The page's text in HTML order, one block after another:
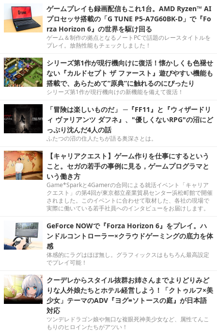
ゲームプレイも録画配信もこれ1台。AMD Ryzen™ AI
プロセッサ搭載の「G TUNE P5-A7G60BK-D」で『Fo
rza Horizon 6』の世界を駆け回る
ゲーム＆制作の拠点となるノートPCで話題のレースタイトルを
プレイ。放熱性能もチェックしました！
シリーズ第1作が現行機向けに復活！懐かしくも色褪せ
ない『カルドセプト ザ ファースト』遊びやすい機能も
搭載で、あらためて“原典”に触れるのにぴったり
シリーズ第1作が現行機向けの新機能を備えて復活！
「冒険は楽しいものだ」 ─『FF11』と『ウィザードリ
ィ ヴァリアンツ ダフネ』、"優しくないRPG"の沼にど
っぷり沈んだ4人の話
ふたつの沼の住人たちが語る奥深さとは。
【キャリアクエスト】ゲーム作りを仕事にするという
こと。セガの若手の事例に見る，ゲームプログラマと
いう働き方
Game*Sparkと4Gamerの合同による就活イベント「キャリア
クエスト」の第4回が東京都立産業貿易センター浜松町館で開催
されました。このイベントに合わせて取材した、各社の現場で
実際に働いている若手社員へのインタビューをお届けします。
GeForce NOWで『Forza Horizon 6』をプレイ。ハ
ンドルコントローラー×クラウドゲーミングの底力を体
感
体感的にラグはほぼ無し。グラフィックスはもちろん最高設定
でプレイ可能！
クーデレからスタイル抜群お姉さんまでよりどりみど
りな人外娘たちとホテル経営しよう！「クトゥルフ×美
少女」テーマのADV『ヨグ=ソトースの庭』が日本語
対応
ツンデレドラゴン娘や無口な複眼死神美少女など、属性てんこ
もりのヒロインたちがアツい！